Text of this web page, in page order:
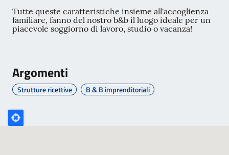
Tutte queste caratteristiche insieme all'accoglienza
familiare, fanno del nostro b&b il luogo ideale per un
piacevole soggiorno di lavoro, studio o vacanza!
Argomenti
Strutture ricettive B & B imprenditoriali
Poligono
GEO